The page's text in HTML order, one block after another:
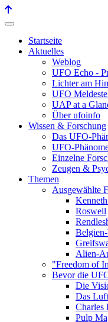
Startseite
Aktuelles
Weblog
UFO Echo -
Lichter am
UFO
UAP at a
Über ufoinfo
Wissen & Forschung
Das UFO-
UFO-
Einzelne
Zeugen &
Themen
Ausgewählte
Roswell
Alien-
"Freedom of
Bevor die
Die
Das
Charles
Pulp